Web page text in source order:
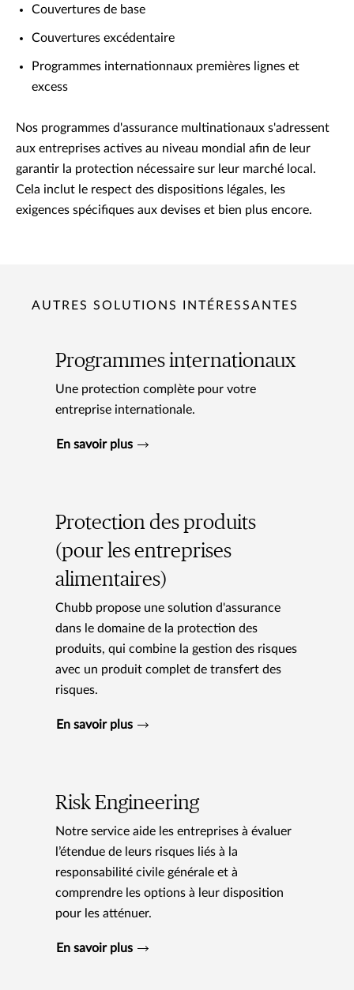
Couvertures de base
Couvertures excédentaire
Programmes internationnaux premières lignes et
excess
Nos programmes d'assurance multinationaux s'adressent
aux entreprises actives au niveau mondial afin de leur
garantir la protection nécessaire sur leur marché local.
Cela inclut le respect des dispositions légales, les
exigences spécifiques aux devises et bien plus encore.
AUTRES SOLUTIONS INTÉRESSANTES
Programmes internationaux
Une protection complète pour votre
entreprise internationale.
En savoir plus
Protection des produits
(pour les entreprises
alimentaires)
Chubb propose une solution d'assurance
dans le domaine de la protection des
produits, qui combine la gestion des risques
avec un produit complet de transfert des
risques.
En savoir plus
Risk Engineering
Notre service aide les entreprises à évaluer
l’étendue de leurs risques liés à la
responsabilité civile générale et à
comprendre les options à leur disposition
pour les atténuer.
En savoir plus